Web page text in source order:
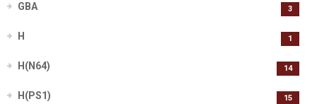
GBA 3
H 1
H(N64) 14
H(PS1) 15